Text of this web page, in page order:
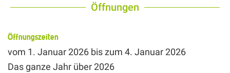
Öffnungen
Öffnungszeiten
vom 1. Januar 2026 bis zum 4. Januar 2026
Das ganze Jahr über 2026